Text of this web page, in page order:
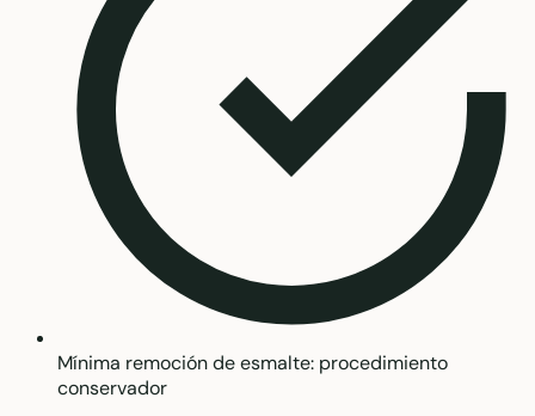
Mínima remoción de esmalte: procedimiento
conservador